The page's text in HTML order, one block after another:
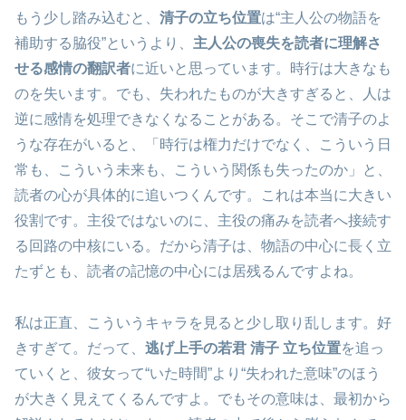
もう少し踏み込むと、 清子の立ち位置は“主人公の物語を
補助する脇役”というより、 主人公の喪失を読者に理解さ
せる感情の翻訳者に近いと思っています。時行は大きなも
のを失います。でも、失われたものが大きすぎると、人は
逆に感情を処理できなくなることがある。そこで清子のよ
うな存在がいると、「時行は権力だけでなく、こういう日
常も、こういう未来も、こういう関係も失ったのか」と、
読者の心が具体的に追いつくんです。これは本当に大きい
役割です。主役ではないのに、主役の痛みを読者へ接続す
る回路の中核にいる。だから清子は、物語の中心に長く立
たずとも、読者の記憶の中心には居残るんですよね。
私は正直、こういうキャラを見ると少し取り乱します。好
きすぎて。だって、 逃げ上手の若君 清子 立ち位置を追っ
ていくと、彼女って“いた時間”より“失われた意味”のほう
が大きく見えてくるんですよ。でもその意味は、最初から